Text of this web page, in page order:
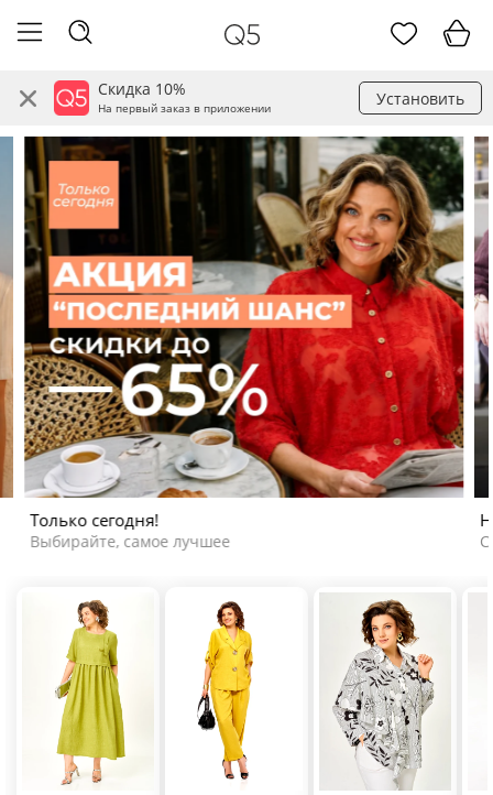
Скидка 10%
На первый заказ в приложении Установить
Только сегодня!
Выбирайте, самое лучшее